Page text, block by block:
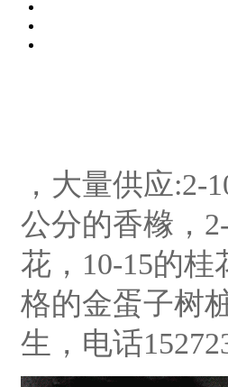
，大量供应:2-
公分的香橼，
花，10-15的
格的金蛋子树
生，电话